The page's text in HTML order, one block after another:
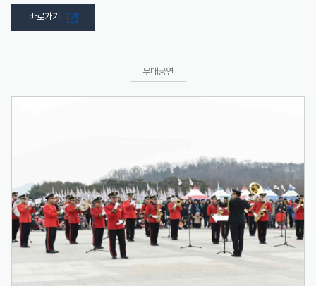
바로가기
무대공연